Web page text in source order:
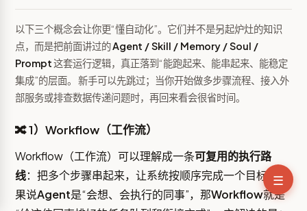
以下三个概念会让你更“懂自动化”。它们并不是另起炉灶的知识
点，而是把前面讲过的Agent / Skill / Memory / Soul /
Prompt这套运行逻辑，真正落到“能跑起来、能串起来、能稳定
集成”的层面。 新手可以先跳过；当你开始做多步骤流程、接入外
部服务或排查数据传递问题时，再回来看会很省时间。
🔀 1）Workflow（工作流）
Workflow（工作流）可以理解成一条可复用的执行路
线：把多个步骤串起来，让系统按顺序完成一个目标。 如
果说Agent是“会想、会执行的同事”，那Workflow就是
☰